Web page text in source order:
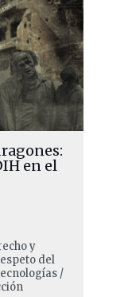
en el
y
del
/